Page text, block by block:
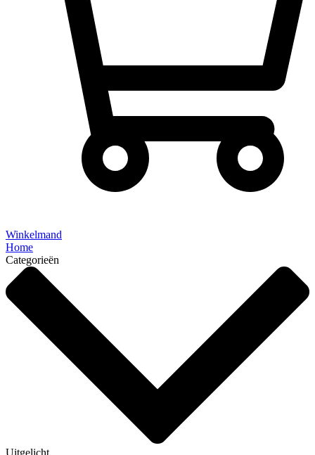
Winkelmand
Home
Categorieën
Uitgelicht